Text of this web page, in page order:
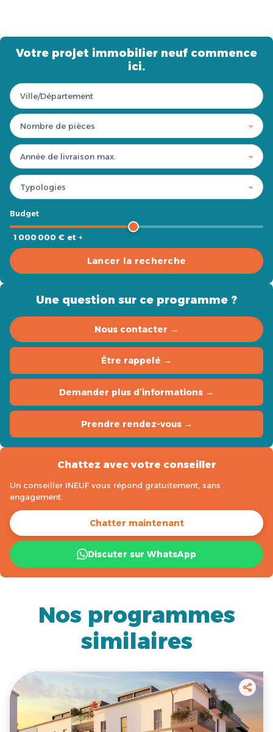
Votre projet immobilier neuf commence
ici.
Budget
1 000 000 € et +
Lancer la recherche
Une question sur ce programme ?
Nous contacter →
Être rappelé →
Demander plus d’informations →
Prendre rendez-vous →
Chattez avec votre conseiller
Un conseiller INEUF vous répond gratuitement, sans
engagement.
Chatter maintenant
Discuter sur WhatsApp
Nos programmes
similaires